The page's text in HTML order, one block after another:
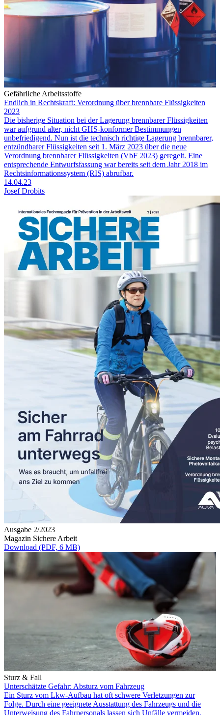
Gefährliche Arbeitsstoffe
Endlich in Rechtskraft: Verordnung über brennbare Flüssigkeiten
2023
Die bisherige Situation bei der Lagerung brennbarer Flüssigkeiten
war aufgrund alter, nicht GHS-konformer Bestimmungen
unbefriedigend. Nun ist die technisch richtige Lagerung brennbarer,
entzündbarer Flüssigkeiten seit 1. März 2023 über die neue
Verordnung brennbarer Flüssigkeiten (VbF 2023) geregelt. Eine
entsprechende Entwurfsfassung war bereits seit dem Jahr 2018 im
Rechtsinformationssystem (RIS) abrufbar.
14.04.23
Josef Drobits
Ausgabe 2/2023
Magazin Sichere Arbeit
Download (PDF, 6 MB)
Sturz & Fall
Unterschätzte Gefahr: Absturz vom Fahrzeug
Ein Sturz vom Lkw-Aufbau hat oft schwere Verletzungen zur
Folge. Durch eine geeignete Ausstattung des Fahrzeugs und die
Unterweisung des Fahrpersonals lassen sich Unfälle vermeiden.